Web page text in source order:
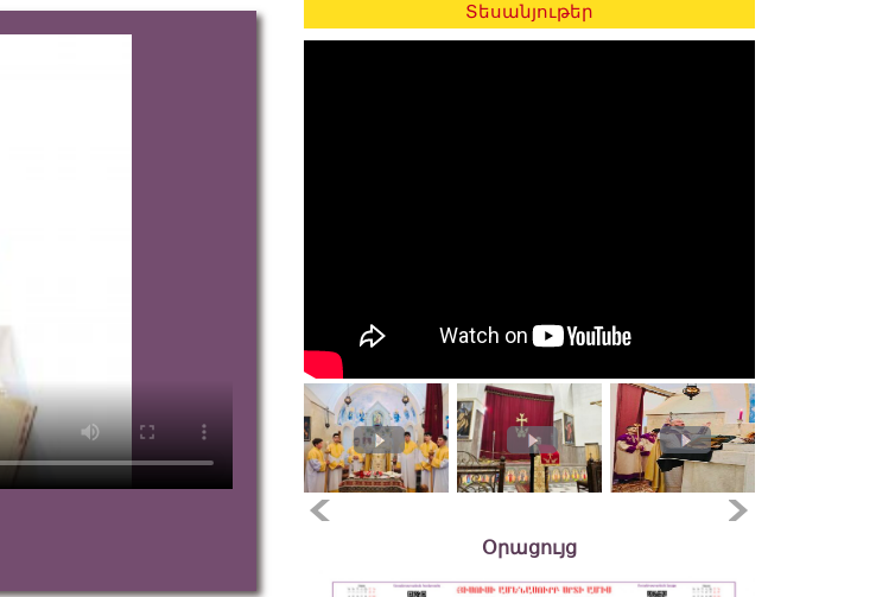
Տեսանյութեր
Օրացույց